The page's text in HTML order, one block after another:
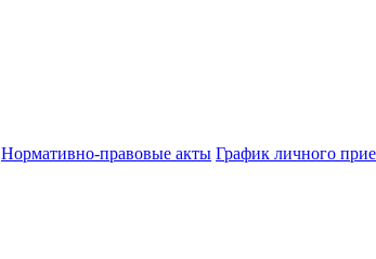
Нормативно-правовые акты График личного